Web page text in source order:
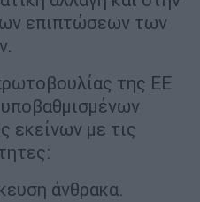
επιπτώσεων των
της ΕΕ
εκείνων με τις
άνθρακα.